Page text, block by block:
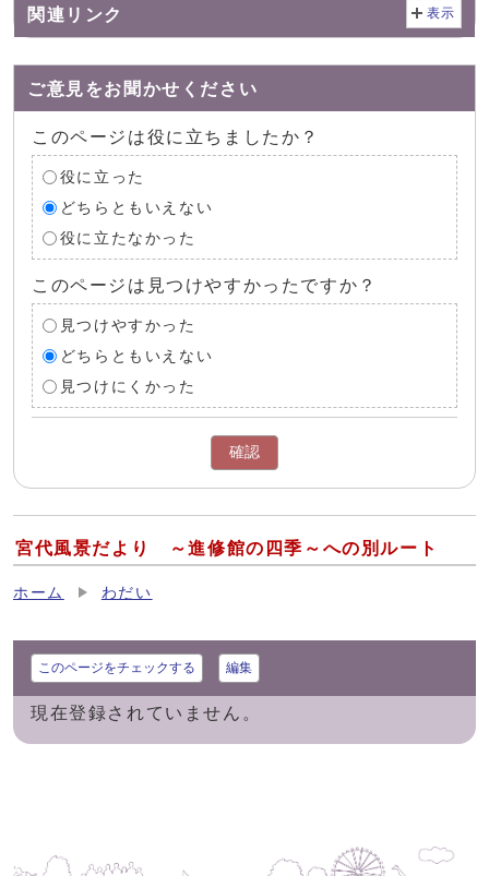
関連リンク 表示
ご意見をお聞かせください
このページは役に立ちましたか？
役に立った
どちらともいえない
役に立たなかった
このページは見つけやすかったですか？
見つけやすかった
どちらともいえない
見つけにくかった
確認
宮代風景だより ～進修館の四季～への別ルート
ホーム わだい
このページをチェックする 編集
現在登録されていません。